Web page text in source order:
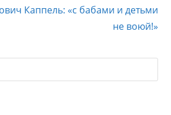
Каппель: «с бабами и детьми
не воюй!»